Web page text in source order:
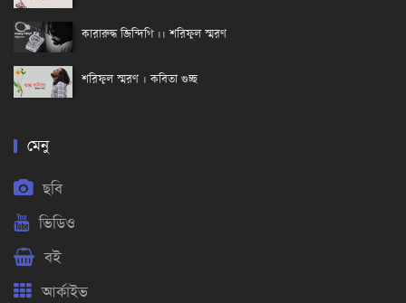
কারারুদ্ধ জিন্দিগি ।। শরিফুল স্মরণ
শরিফুল স্মরণ । কবিতা গুচ্ছ
মেনু
ছবি
ভিডিও
বই
আর্কাইভ